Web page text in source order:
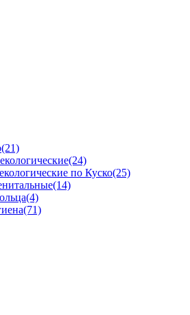
(21)
(24)
по Куско(25)
(14)
(4)
(71)